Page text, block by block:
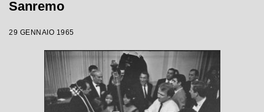
Sanremo
29 GENNAIO 1965